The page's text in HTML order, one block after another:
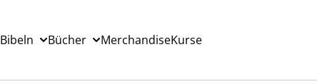
Bibeln Bücher MerchandiseKurse